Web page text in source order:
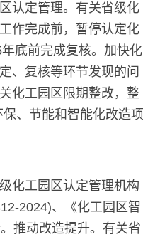
认定管理。有关省级化
作完成前，暂停认定化
底前完成复核。加快化
、复核等环节发现的问
化工园区限期整改，整
、节能和智能化改造项
化工园区认定管理机构
2024)、《化工园区智
推动改造提升。有关省